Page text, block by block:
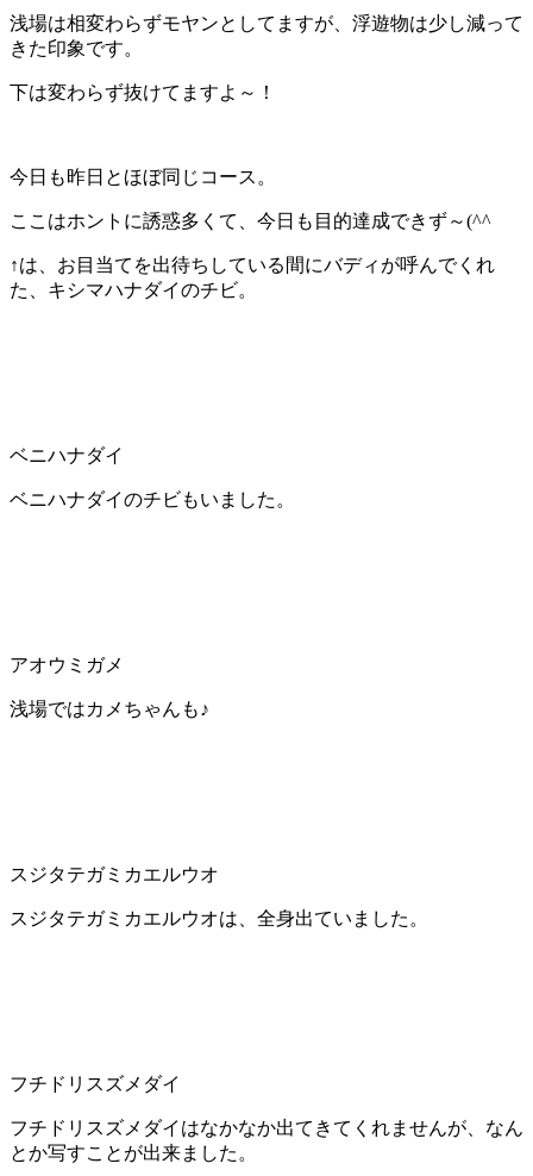
浅場は相変わらずモヤンとしてますが、浮遊物は少し減って
きた印象です。
下は変わらず抜けてますよ～！
今日も昨日とほぼ同じコース。
ここはホントに誘惑多くて、今日も目的達成できず～(^^ゞ
↑は、お目当てを出待ちしている間にバディが呼んでくれ
た、キシマハナダイのチビ。
ベニハナダイ
ベニハナダイのチビもいました。
アオウミガメ
浅場ではカメちゃんも♪
スジタテガミカエルウオ
スジタテガミカエルウオは、全身出ていました。
フチドリスズメダイ
フチドリスズメダイはなかなか出てきてくれませんが、なん
とか写すことが出来ました。